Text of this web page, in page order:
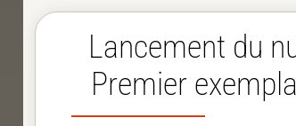
​Lancement du
Premier